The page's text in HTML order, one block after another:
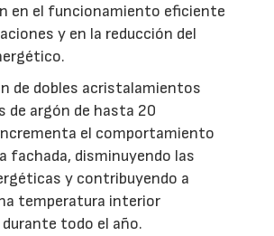
en el funcionamiento eficiente
y en la reducción del
de dobles acristalamientos
de argón de hasta 20
el comportamiento
fachada, disminuyendo las
y contribuyendo a
temperatura interior
todo el año.